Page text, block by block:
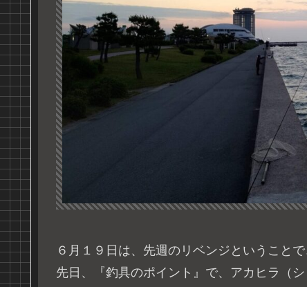
６月１９日は、先週のリベンジということ
先日、『釣具のポイント』で、アカヒラ（